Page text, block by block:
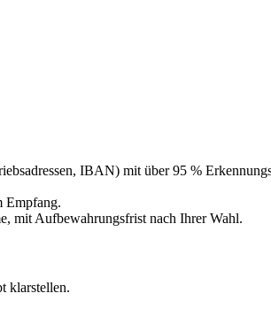
IBAN) mit über 95 %
Empfang.
mit Aufbewahrungsfrist nach Ihrer Wahl.
klarstellen.